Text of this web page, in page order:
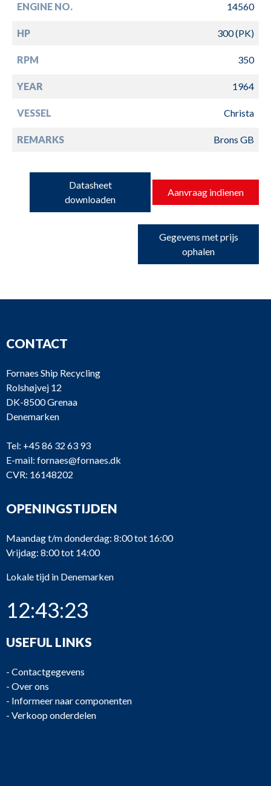
ENGINE NO. 14560
HP 300 (PK)
RPM 350
YEAR 1964
VESSEL Christa
REMARKS Brons GB
Datasheet
downloaden
Aanvraag indienen
Gegevens met prijs
ophalen
CONTACT
Fornaes Ship Recycling
Rolshøjvej 12
DK-8500 Grenaa
Denemarken
Tel: +45 86 32 63 93
E-mail: fornaes@fornaes.dk
CVR: 16148202
OPENINGSTIJDEN
Maandag t/m donderdag: 8:00 tot 16:00
Vrijdag: 8:00 tot 14:00
Lokale tijd in Denemarken
12:43:23
USEFUL LINKS
- Contactgegevens
- Over ons
- Informeer naar componenten
- Verkoop onderdelen